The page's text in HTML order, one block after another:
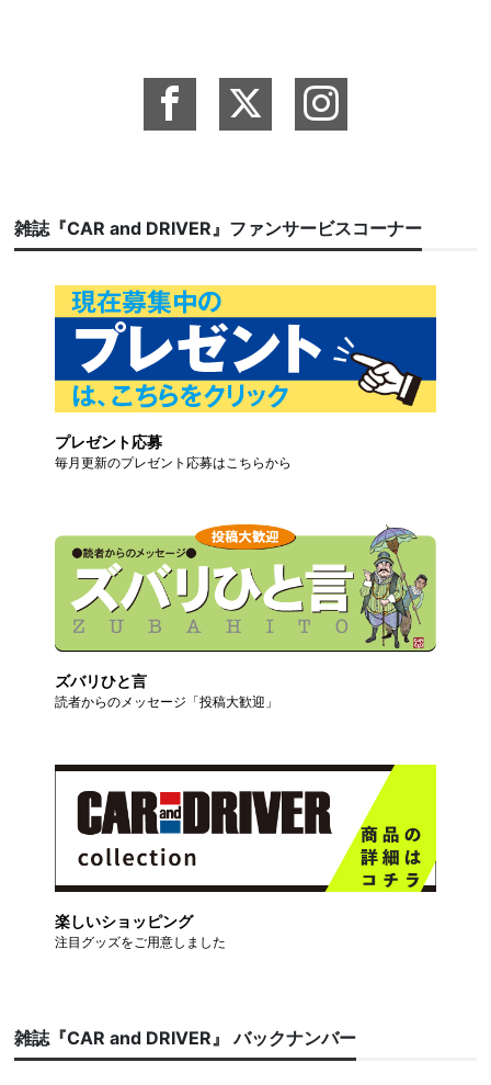
雑誌『CAR and DRIVER』ファンサービスコーナー
プレゼント応募
毎月更新のプレゼント応募はこちらから
ズバリひと言
読者からのメッセージ「投稿大歓迎」
楽しいショッピング
注目グッズをご用意しました
雑誌『CAR and DRIVER』 バックナンバー